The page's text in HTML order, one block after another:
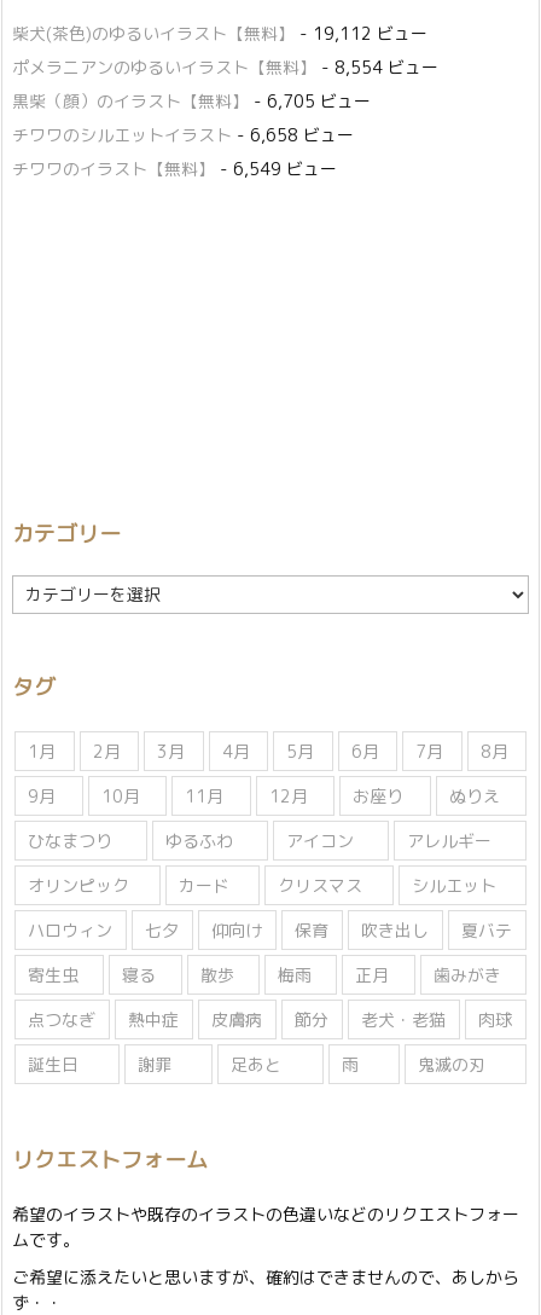
柴犬(茶色)のゆるいイラスト【無料】
- 19,112 ビュー
ポメラニアンのゆるいイラスト【無料】
- 8,554 ビュー
黒柴（顔）のイラスト【無料】
- 6,705 ビュー
チワワのシルエットイラスト - 6,658 ビュー
チワワのイラスト【無料】
- 6,549 ビュー
カテゴリー
カ
テ
ー
タグ
1月 2月 3月 4月 5月 6月 7月
8月
9月
10月 11月 12月 お座り
ぬりえ
ひなまつり
ゆるふわ アイコン
アレルギー
オリンピック
カード クリスマス
シルエット
ハロウィン
七夕 仰向け 保育 吹き出し
夏バテ
寄生虫
寝る 散歩 梅雨 正月
歯みがき
点つなぎ
熱中症 皮膚病 節分 老犬・老猫
肉球
誕生日
謝罪 足あと 雨 鬼滅の刃
リクエストフォーム
希望のイラストや既存のイラストの色違いなどのリクエストフォー
ムです。
ご希望に添えたいと思いますが、確約はできませんので、あしから
ず・・